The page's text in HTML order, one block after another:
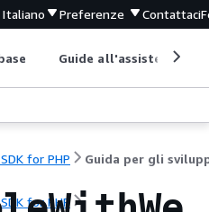
Italiano Preferenze Contattaci
Guide all'assistenza
for PHP
for PHP